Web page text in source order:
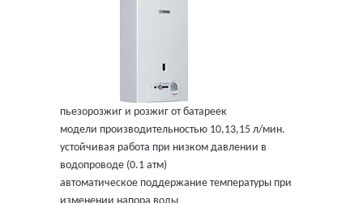
пьезорозжиг и розжиг от батареек
модели производительностью 10,13,15 л/мин.
устойчивая работа при низком давлении в
водопроводе (0.1 атм)
автоматическое поддержание температуры при